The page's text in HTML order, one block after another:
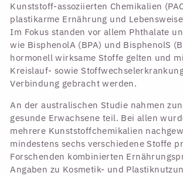
Kunststoff-assoziierten Chemikalien
plastikarme Ernährung und
Im Fokus standen vor allem Phthalate
wie BisphenolA (BPA) und BisphenolS
hormonell wirksame Stoffe gelten und
Kreislauf- sowie
Verbindung gebracht werden.
An der australischen Studie nahmen
gesunde Erwachsene teil. Bei allen
mehrere Kunststoffchemikalien
mindestens sechs verschiedene Stoffe
Forschenden kombinierten
Angaben zu Kosmetik- und